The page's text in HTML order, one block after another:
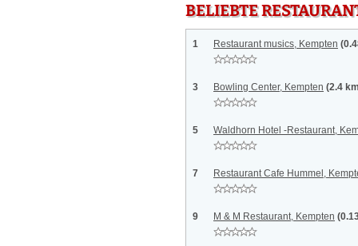
BELIEBTE
1 Restaurant musics, Kempten
3 Bowling Center, Kempten (2.4
5 Waldhorn Hotel -Restaurant,
7 Restaurant Cafe Hummel,
9 M & M Restaurant, Kempten